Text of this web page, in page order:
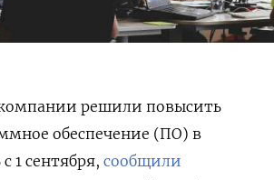
решили повысить
обеспечение (ПО) в
1 сентября, сообщили